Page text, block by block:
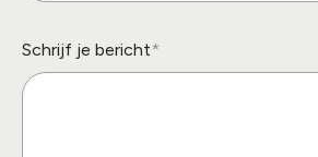
Schrijf je bericht